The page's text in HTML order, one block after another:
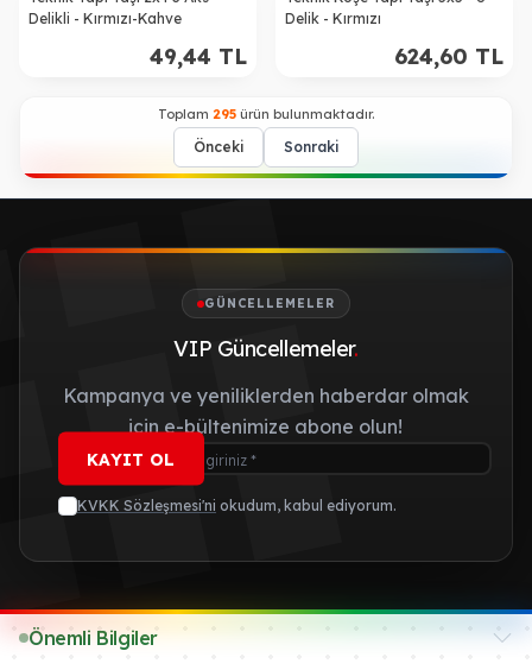
Delikli - Kırmızı-Kahve
49,44 TL
Delik - Kırmızı
624,60 TL
Toplam 295 ürün bulunmaktadır.
Önceki Sonraki
GÜNCELLEMELER
VIP Güncellemeler.
Kampanya ve yeniliklerden haberdar olmak
için e-bültenimize abone olun!
KAYIT OL
KVKK Sözleşmesi'ni okudum, kabul ediyorum.
Önemli Bilgiler